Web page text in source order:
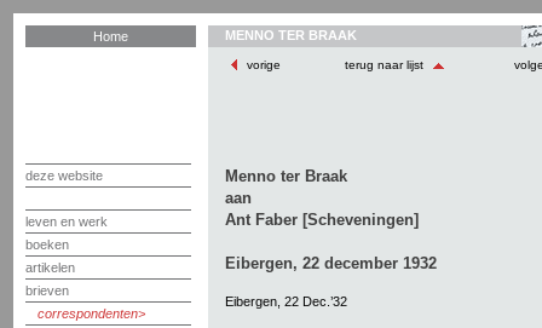
Home
deze website
leven en werk
boeken
artikelen
brieven
correspondenten
MENNO TER BRAAK
vorige terug naar lijst
Menno ter Braak
aan
Ant Faber [Scheveningen]
Eibergen, 22 december 1932
Eibergen, 22 Dec.’32